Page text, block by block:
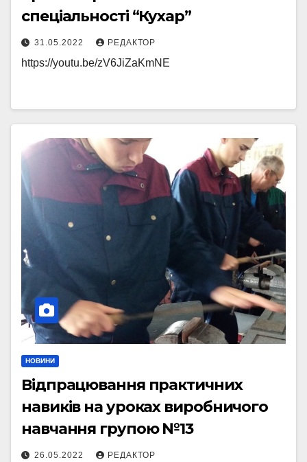
спеціальності “Кухар”
31.05.2022 РЕДАКТОР
https://youtu.be/zV6JiZaKmNE
НОВИНИ
Відпрацювання практичних
навиків на уроках виробничого
навчання групою №13
26.05.2022 РЕДАКТОР